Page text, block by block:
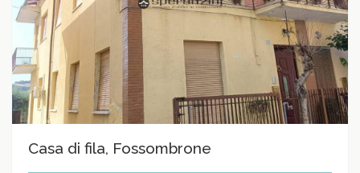
Casa di fila, Fossombrone